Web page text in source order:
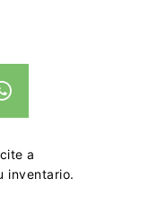
a
inventario.